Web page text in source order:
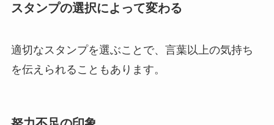
スタンプの選択によって変わる
適切なスタンプを選ぶことで、言葉以上の気持ち
を伝えられることもあります。